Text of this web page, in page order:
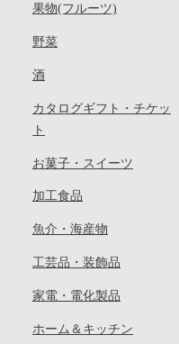
果物(フルーツ)
野菜
酒
カタログギフト・チケッ
ト
お菓子・スイーツ
加工食品
魚介・海産物
工芸品・装飾品
家電・電化製品
ホーム＆キッチン